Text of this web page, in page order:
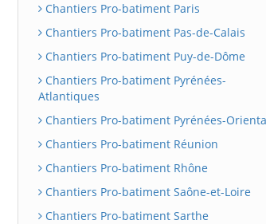
Chantiers Pro-batiment Paris
Chantiers Pro-batiment Pas-de-Calais
Chantiers Pro-batiment Puy-de-Dôme
Chantiers Pro-batiment Pyrénées-
Atlantiques
Chantiers Pro-batiment Pyrénées-
Chantiers Pro-batiment Réunion
Chantiers Pro-batiment Rhône
Chantiers Pro-batiment Saône-et-Loire
Chantiers Pro-batiment Sarthe